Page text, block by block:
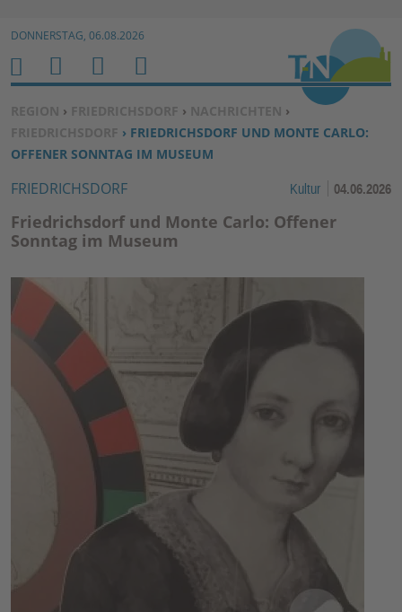
Zum Inhalt springen ↓
DONNERSTAG, 06.08.2026
SIE BEFINDEN SICH HIER:
REGION › FRIEDRICHSDORF › NACHRICHTEN ›
FRIEDRICHSDORF › FRIEDRICHSDORF UND MONTE CARLO:
OFFENER SONNTAG IM MUSEUM
FRIEDRICHSDORF Kultur 04.06.2026
Friedrichsdorf und Monte Carlo: Offener
Sonntag im Museum
H
O
M
E
M
E
N
U
S
U
C
H
E
N
B
E
N
U
E
R
TI
O
E
N